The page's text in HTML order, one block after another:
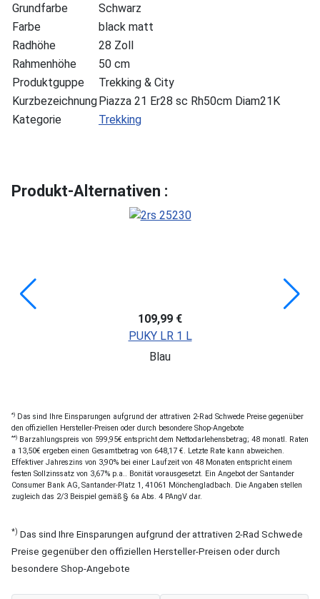
Grundfarbe
Schwarz
Farbe
black matt
Radhöhe
28 Zoll
Rahmenhöhe
50 cm
Produktguppe
Trekking & City
KurzbezeichnungPiazza 21 Er28 sc Rh50cm Diam21K
Kategorie
Trekking
Produkt-Alternativen :
109,99 €
PUKY LR 1 L
Blau
*) Das sind Ihre Einsparungen aufgrund der attrativen 2-Rad Schwede Preise gegenüber
den offiziellen Hersteller-Preisen oder durch besondere Shop-Angebote
**) Barzahlungspreis von 599,95€ entspricht dem Nettodarlehensbetrag; 48 monatl. Raten
a 13,50€ ergeben einen Gesamtbetrag von 648,17 €. Letzte Rate kann abweichen.
Effektiver Jahreszins von 3,90% bei einer Laufzeit von 48 Monaten entspricht einem
festen Sollzinssatz von 3,67% p.a.. Bonität vorausgesetzt. Ein Angebot der Santander
Consumer Bank AG, Santander-Platz 1, 41061 Mönchengladbach. Die Angaben stellen
zugleich das 2/3 Beispiel gemäß § 6a Abs. 4 PAngV dar.
*) Das sind Ihre Einsparungen aufgrund der attrativen 2-Rad Schwede
Preise gegenüber den offiziellen Hersteller-Preisen oder durch
besondere Shop-Angebote